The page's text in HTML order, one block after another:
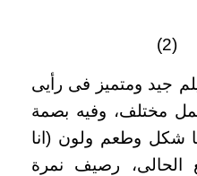
جيد ومتميز فى رأيى
مختلف، وفيه بصمة
شكل وطعم ولون (انا
الحالى، رصيف نمرة